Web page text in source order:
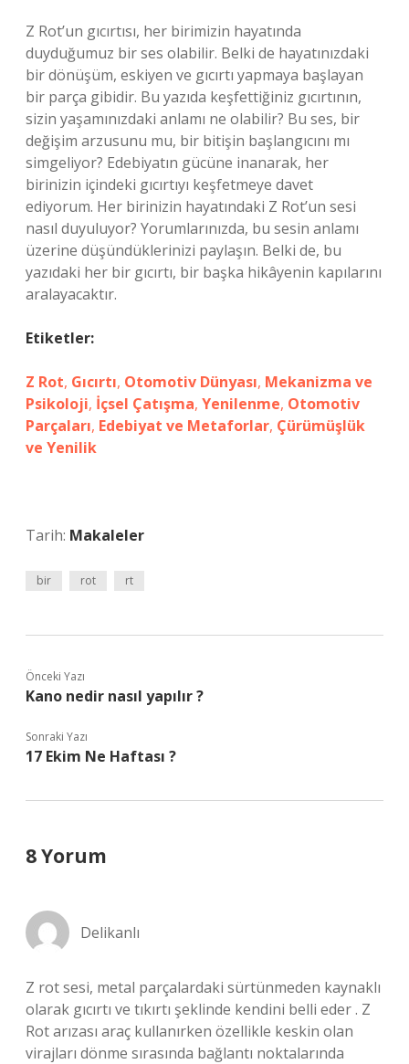
Z Rot’un gıcırtısı, her birimizin hayatında
duyduğumuz bir ses olabilir. Belki de hayatınızdaki
bir dönüşüm, eskiyen ve gıcırtı yapmaya başlayan
bir parça gibidir. Bu yazıda keşfettiğiniz gıcırtının,
sizin yaşamınızdaki anlamı ne olabilir? Bu ses, bir
değişim arzusunu mu, bir bitişin başlangıcını mı
simgeliyor? Edebiyatın gücüne inanarak, her
birinizin içindeki gıcırtıyı keşfetmeye davet
ediyorum. Her birinizin hayatındaki Z Rot’un sesi
nasıl duyuluyor? Yorumlarınızda, bu sesin anlamı
üzerine düşündüklerinizi paylaşın. Belki de, bu
yazıdaki her bir gıcırtı, bir başka hikâyenin kapılarını
aralayacaktır.
Etiketler:
Z Rot, Gıcırtı, Otomotiv Dünyası, Mekanizma ve
Psikoloji, İçsel Çatışma, Yenilenme, Otomotiv
Parçaları, Edebiyat ve Metaforlar, Çürümüşlük
ve Yenilik
Tarih: Makaleler
bir rot rt
Önceki Yazı
Kano nedir nasıl yapılır ?
Sonraki Yazı
17 Ekim Ne Haftası ?
8 Yorum
Delikanlı
Z rot sesi, metal parçalardaki sürtünmeden kaynaklı
olarak gıcırtı ve tıkırtı şeklinde kendini belli eder . Z
Rot arızası araç kullanırken özellikle keskin olan
virajları dönme sırasında bağlantı noktalarında